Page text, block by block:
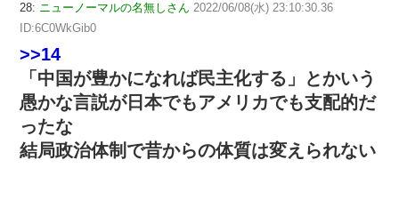
28: ニューノーマルの名無しさん 2022/06/08(水) 23:10:30.36
ID:6C0WkGib0
>>14
「中国が豊かになれば民主化する」とかいう
愚かな言説が日本でもアメリカでも支配的だ
ったな
結局政治体制で昔からの体質は変えられない